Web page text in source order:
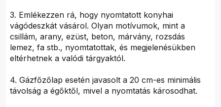
3. Emlékezzen rá, hogy nyomtatott konyhai
vágódeszkát vásárol. Olyan motívumok, mint a
csillám, arany, ezüst, beton, márvány, rozsdás
lemez, fa stb., nyomtatottak, és megjelenésükben
eltérhetnek a valódi tárgyaktól.
4. Gázfőzőlap esetén javasolt a 20 cm-es minimális
távolság a égőktől, mivel a nyomtatás károsodhat.